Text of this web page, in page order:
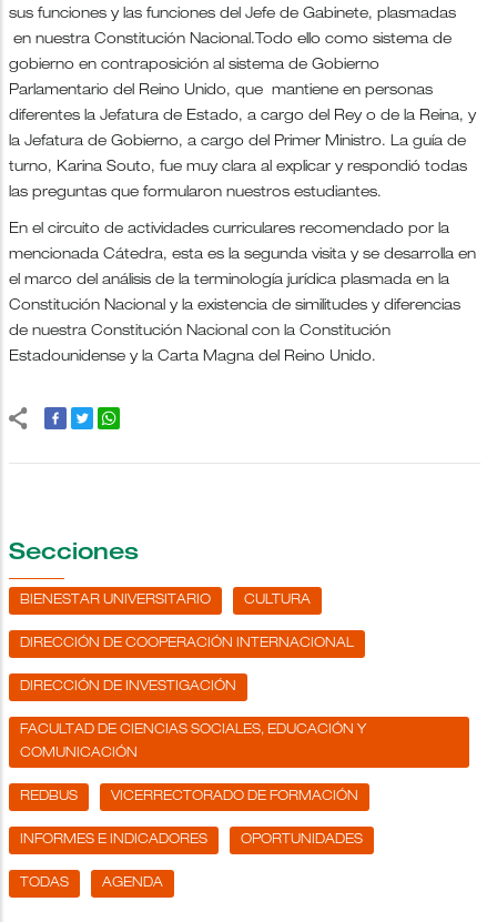
sus funciones y las funciones del Jefe de Gabinete, plasmadas
en nuestra Constitución Nacional.Todo ello como sistema de
gobierno en contraposición al sistema de Gobierno
Parlamentario del Reino Unido, que mantiene en personas
diferentes la Jefatura de Estado, a cargo del Rey o de la Reina, y
la Jefatura de Gobierno, a cargo del Primer Ministro. La guía de
turno, Karina Souto, fue muy clara al explicar y respondió todas
las preguntas que formularon nuestros estudiantes.
En el circuito de actividades curriculares recomendado por la
mencionada Cátedra, esta es la segunda visita y se desarrolla en
el marco del análisis de la terminología jurídica plasmada en la
Constitución Nacional y la existencia de similitudes y diferencias
de nuestra Constitución Nacional con la Constitución
Estadounidense y la Carta Magna del Reino Unido.
Secciones
BIENESTAR UNIVERSITARIO CULTURA
DIRECCIÓN DE COOPERACIÓN INTERNACIONAL
DIRECCIÓN DE INVESTIGACIÓN
FACULTAD DE CIENCIAS SOCIALES, EDUCACIÓN Y
COMUNICACIÓN
REDBUS VICERRECTORADO DE FORMACIÓN
INFORMES E INDICADORES OPORTUNIDADES
TODAS AGENDA